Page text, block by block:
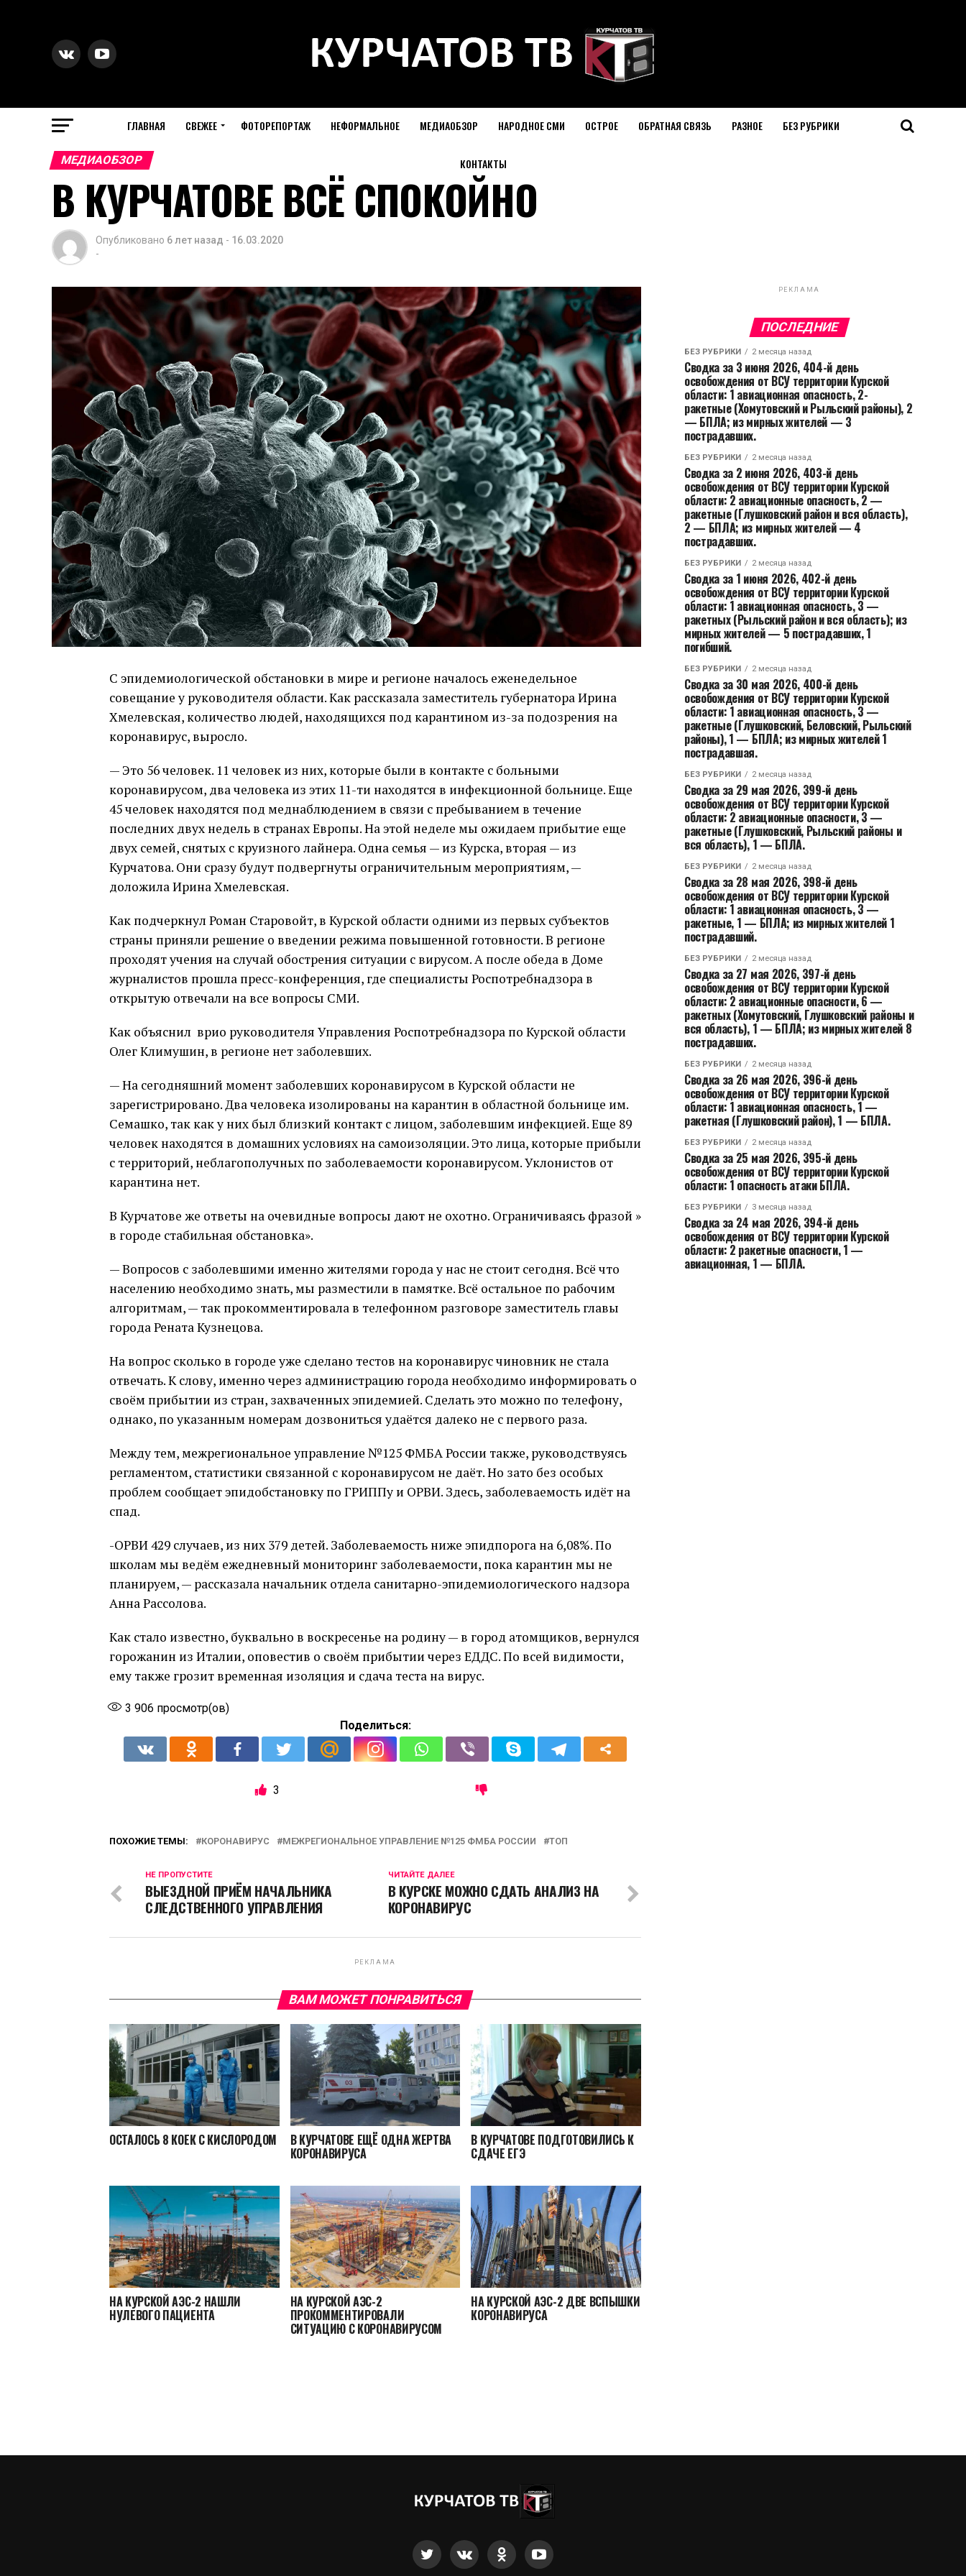
ГЛАВНАЯ СВЕЖЕЕ ФОТОРЕПОРТАЖ НЕФОРМАЛЬНОЕ МЕДИАОБЗОР НАРОДНОЕ СМИ ОСТРОЕ ОБРАТНАЯ СВЯЗЬ РАЗНОЕ БЕЗ РУБРИКИ
КОНТАКТЫ
МЕДИАОБЗОР
В КУРЧАТОВЕ ВСЁ СПОКОЙНО
Опубликовано 6 лет назад - 16.03.2020
-
С эпидемиологической обстановки в мире и регионе началось еженедельное
совещание у руководителя области. Как рассказала заместитель губернатора Ирина
Хмелевская, количество людей, находящихся под карантином из-за подозрения на
коронавирус, выросло.
— Это 56 человек. 11 человек из них, которые были в контакте с больными
коронавирусом, два человека из этих 11-ти находятся в инфекционной больнице. Еще
45 человек находятся под меднаблюдением в связи с пребыванием в течение
последних двух недель в странах Европы. На этой неделе мы ожидаем прибытие еще
двух семей, снятых с круизного лайнера. Одна семья — из Курска, вторая — из
Курчатова. Они сразу будут подвергнуты ограничительным мероприятиям, —
доложила Ирина Хмелевская.
Как подчеркнул Роман Старовойт, в Курской области одними из первых субъектов
страны приняли решение о введении режима повышенной готовности. В регионе
проходят учения на случай обострения ситуации с вирусом. А после обеда в Доме
журналистов прошла пресс-конференция, где специалисты Роспотребнадзора в
открытую отвечали на все вопросы СМИ.
Как объяснил врио руководителя Управления Роспотребнадзора по Курской области
Олег Климушин, в регионе нет заболевших.
— На сегодняшний момент заболевших коронавирусом в Курской области не
зарегистрировано. Два человека изолированы на карантин в областной больнице им.
Семашко, так как у них был близкий контакт с лицом, заболевшим инфекцией. Еще 89
человек находятся в домашних условиях на самоизоляции. Это лица, которые прибыли
с территорий, неблагополучных по заболеваемости коронавирусом. Уклонистов от
карантина нет.
В Курчатове же ответы на очевидные вопросы дают не охотно. Ограничиваясь фразой »
в городе стабильная обстановка».
— Вопросов с заболевшими именно жителями города у нас не стоит сегодня. Всё что
населению необходимо знать, мы разместили в памятке. Всё остальное по рабочим
алгоритмам, — так прокомментировала в телефонном разговоре заместитель главы
города Рената Кузнецова.
На вопрос сколько в городе уже сделано тестов на коронавирус чиновник не стала
отвечать. К слову, именно через администрацию города необходимо информировать о
своём прибытии из стран, захваченных эпидемией. Сделать это можно по телефону,
однако, по указанным номерам дозвониться удаётся далеко не с первого раза.
Между тем, межрегиональное управление №125 ФМБА России также, руководствуясь
регламентом, статистики связанной с коронавирусом не даёт. Но зато без особых
проблем сообщает эпидобстановку по ГРИППу и ОРВИ. Здесь, заболеваемость идёт на
спад.
-ОРВИ 429 случаев, из них 379 детей. Заболеваемость ниже эпидпорога на 6,08%. По
школам мы ведём ежедневный мониторинг заболеваемости, пока карантин мы не
планируем, — рассказала начальник отдела санитарно-эпидемиологического надзора
Анна Рассолова.
Как стало известно, буквально в воскресенье на родину — в город атомщиков, вернулся
горожанин из Италии, оповестив о своём прибытии через ЕДДС. По всей видимости,
ему также грозит временная изоляция и сдача теста на вирус.
3 906 просмотр(ов)
Поделиться:
3
ПОХОЖИЕ ТЕМЫ: КОРОНАВИРУС МЕЖРЕГИОНАЛЬНОЕ УПРАВЛЕНИЕ №125 ФМБА РОССИИ ТОП
ЧИТАЙТЕ ДАЛЕЕ
В КУРСКЕ МОЖНО СДАТЬ АНАЛИЗ НА
КОРОНАВИРУС
НЕ ПРОПУСТИТЕ
ВЫЕЗДНОЙ ПРИЁМ НАЧАЛЬНИКА
СЛЕДСТВЕННОГО УПРАВЛЕНИЯ
РЕКЛАМА
ВАМ МОЖЕТ ПОНРАВИТЬСЯ
ОСТАЛОСЬ 8 КОЕК С КИСЛОРОДОМ В КУРЧАТОВЕ ЕЩЁ ОДНА ЖЕРТВА
КОРОНАВИРУСА
В КУРЧАТОВЕ ПОДГОТОВИЛИСЬ К
СДАЧЕ ЕГЭ
НА КУРСКОЙ АЭС-2 НАШЛИ
НУЛЕВОГО ПАЦИЕНТА
НА КУРСКОЙ АЭС-2
ПРОКОММЕНТИРОВАЛИ
СИТУАЦИЮ С КОРОНАВИРУСОМ
НА КУРСКОЙ АЭС-2 ДВЕ ВСПЫШКИ
КОРОНАВИРУСА
РЕКЛАМА
ПОСЛЕДНИЕ
БЕЗ РУБРИКИ 2 месяца назад
Сводка за 3 июня 2026, 404-й день
освобождения от ВСУ территории Курской
области: 1 авиационная опасность, 2-
ракетные (Хомутовский и Рыльский районы), 2
— БПЛА; из мирных жителей — 3
пострадавших.
БЕЗ РУБРИКИ 2 месяца назад
Сводка за 2 июня 2026, 403-й день
освобождения от ВСУ территории Курской
области: 2 авиационные опасность, 2 —
ракетные (Глушковский район и вся область),
2 — БПЛА; из мирных жителей — 4
пострадавших.
БЕЗ РУБРИКИ 2 месяца назад
Сводка за 1 июня 2026, 402-й день
освобождения от ВСУ территории Курской
области: 1 авиационная опасность, 3 —
ракетных (Рыльский район и вся область); из
мирных жителей — 5 пострадавших, 1
погибший.
БЕЗ РУБРИКИ 2 месяца назад
Сводка за 30 мая 2026, 400-й день
освобождения от ВСУ территории Курской
области: 1 авиационная опасность, 3 —
ракетные (Глушковский, Беловский, Рыльский
районы), 1 — БПЛА; из мирных жителей 1
пострадавшая.
БЕЗ РУБРИКИ 2 месяца назад
Сводка за 29 мая 2026, 399-й день
освобождения от ВСУ территории Курской
области: 2 авиационные опасности, 3 —
ракетные (Глушковский, Рыльский районы и
вся область), 1 — БПЛА.
БЕЗ РУБРИКИ 2 месяца назад
Сводка за 28 мая 2026, 398-й день
освобождения от ВСУ территории Курской
области: 1 авиационная опасность, 3 —
ракетные, 1 — БПЛА; из мирных жителей 1
пострадавший.
БЕЗ РУБРИКИ 2 месяца назад
Сводка за 27 мая 2026, 397-й день
освобождения от ВСУ территории Курской
области: 2 авиационные опасности, 6 —
ракетных (Хомутовский, Глушковский районы и
вся область), 1 — БПЛА; из мирных жителей 8
пострадавших.
БЕЗ РУБРИКИ 2 месяца назад
Сводка за 26 мая 2026, 396-й день
освобождения от ВСУ территории Курской
области: 1 авиационная опасность, 1 —
ракетная (Глушковский район), 1 — БПЛА.
БЕЗ РУБРИКИ 2 месяца назад
Сводка за 25 мая 2026, 395-й день
освобождения от ВСУ территории Курской
области: 1 опасность атаки БПЛА.
БЕЗ РУБРИКИ 3 месяца назад
Сводка за 24 мая 2026, 394-й день
освобождения от ВСУ территории Курской
области: 2 ракетные опасности, 1 —
авиационная, 1 — БПЛА.